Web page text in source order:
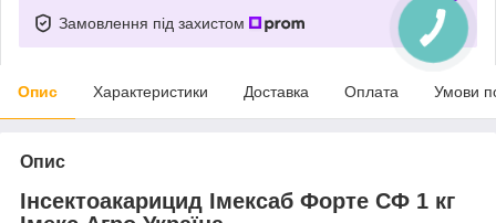
Замовлення під захистом
Опис Характеристики Доставка Оплата Умови
Опис
Інсектоакарицид Імексаб Форте СФ 1 кг